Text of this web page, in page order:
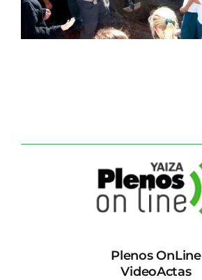
CONTACTO
Plenos OnLine
VideoActas